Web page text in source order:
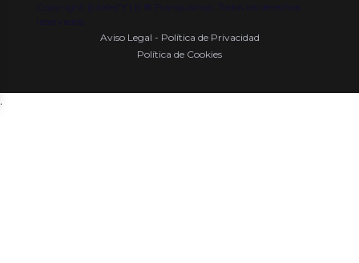
Copyright {{ date('Y') }} ® Franquishop. Todos los derechos
reservados
Aviso Legal - Política de Privacidad
Política de Cookies
.